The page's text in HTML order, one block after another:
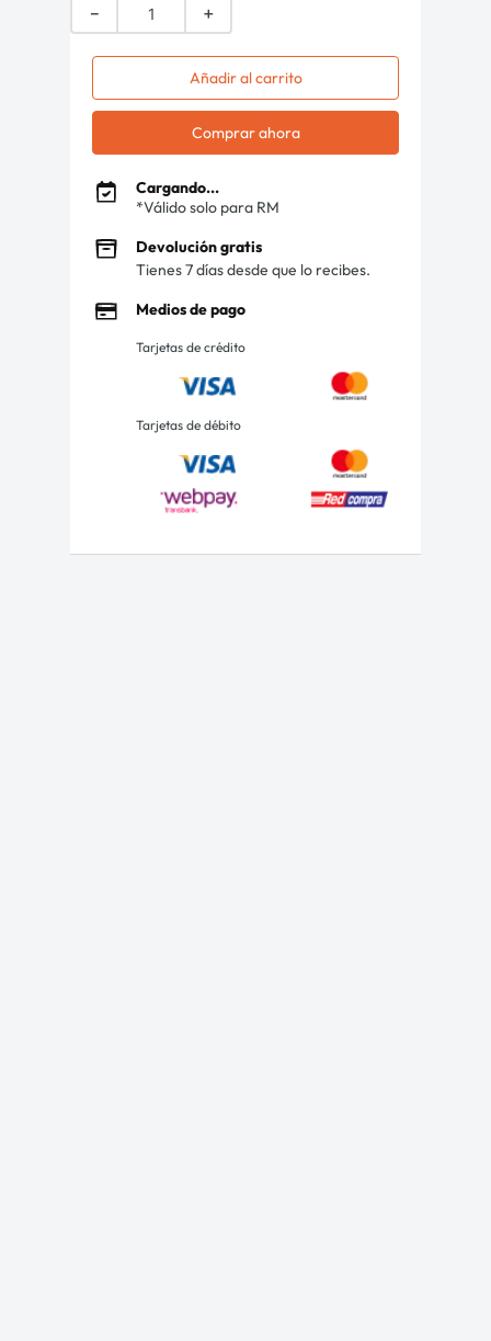
＋
－
Añadir al carrito
Comprar ahora
Cargando...
*Válido solo para RM
Devolución gratis
Tienes 7 días desde que lo recibes.
Medios de pago
Tarjetas de crédito
Tarjetas de débito